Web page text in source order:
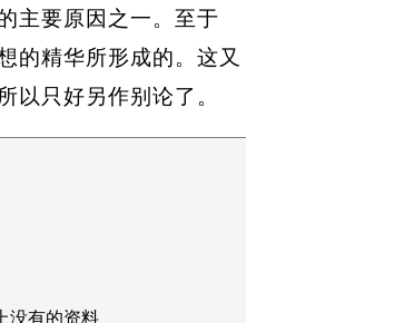
主要原因之一。至于
的精华所形成的。这又
以只好另作别论了。
没有的资料